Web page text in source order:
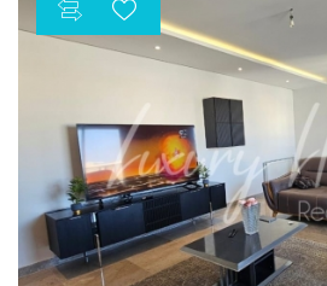
sur un Balcon , une cuisine équipée
salle de bain commune
Partie nuit: Une suite parentale avec
douche , deux chambres à coucher
bain commune .
L'appartement est équipée de la
chauffage central est une place de
Titre bleu individuel .